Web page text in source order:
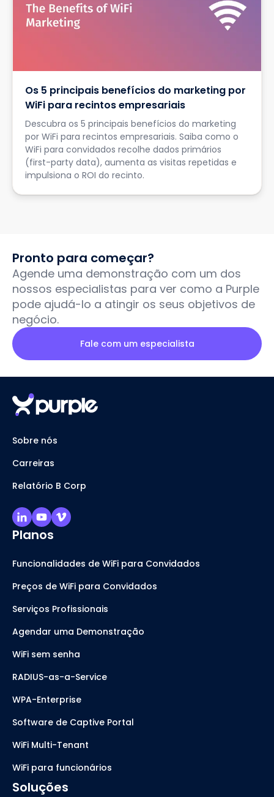
Os 5 principais benefícios do marketing por
WiFi para recintos empresariais
Descubra os 5 principais benefícios do marketing
por WiFi para recintos empresariais. Saiba como o
WiFi para convidados recolhe dados primários
(first-party data), aumenta as visitas repetidas e
impulsiona o ROI do recinto.
Pronto para começar?
Agende uma demonstração com um dos
nossos especialistas para ver como a Purple
pode ajudá-lo a atingir os seus objetivos de
negócio.
Fale com um especialista
Sobre nós
Carreiras
Relatório B Corp
Planos
Funcionalidades de WiFi para Convidados
Preços de WiFi para Convidados
Serviços Profissionais
Agendar uma Demonstração
WiFi sem senha
RADIUS-as-a-Service
WPA-Enterprise
Software de Captive Portal
WiFi Multi-Tenant
WiFi para funcionários
Soluções